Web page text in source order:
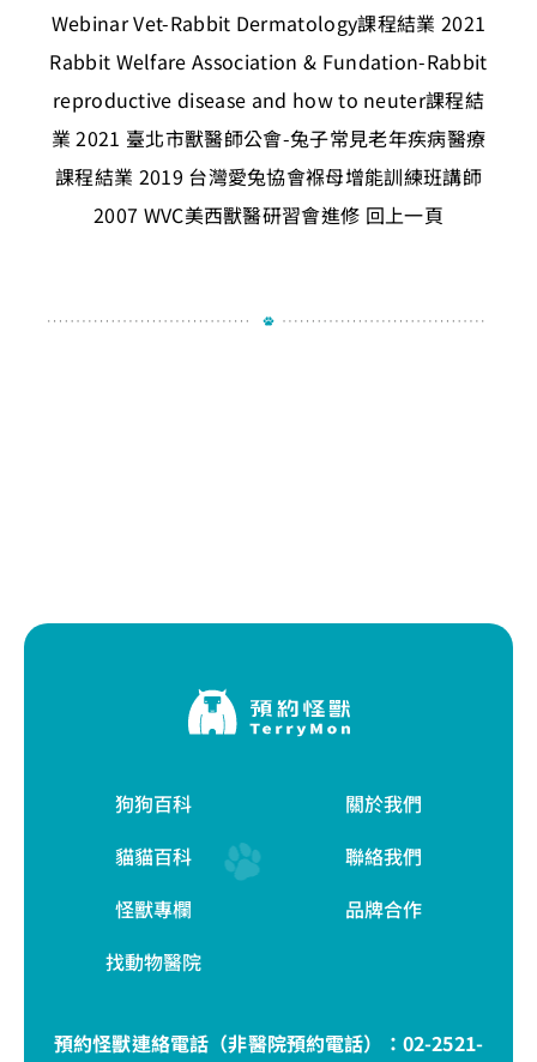
Webinar Vet-Rabbit Dermatology課程結業 2021
Rabbit Welfare Association & Fundation-Rabbit
reproductive disease and how to neuter課程結
業 2021 臺北市獸醫師公會-兔子常見老年疾病醫療
課程結業 2019 台灣愛兔協會褓母增能訓練班講師
2007 WVC美西獸醫研習會進修 回上一頁
狗狗百科
貓貓百科
怪獸專欄
找動物醫院
關於我們
聯絡我們
品牌合作
預約怪獸連絡電話（非醫院預約電話）： 02-2521-